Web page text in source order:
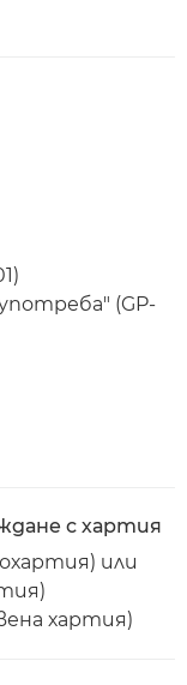
(GP-
с хартия
или
хартия)